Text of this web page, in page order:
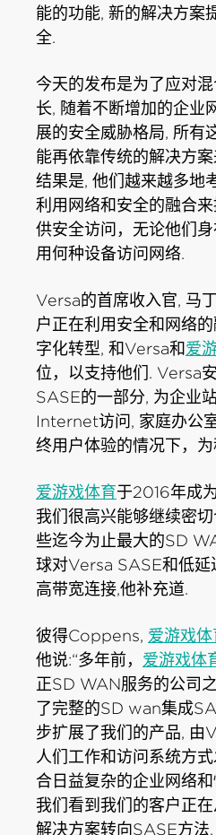
能的功能, 新的解决方案
全.
今天的发布是为了应对
长, 随着不断增加的企业
展的安全威胁格局, 所有
能再依靠传统的解决方
结果是, 他们越来越多地
利用网络和安全的融合
供安全访问，无论他们
用何种设备访问网络.
Versa的首席收入官, 马
户正在利用安全和网络
字化转型, 和Versa和爱
位，以支持他们. Versa
SASE的一部分, 为企业
Internet访问, 家庭办公
终用户体验的情况下，
爱游戏体育于2016年成
我们很高兴能够继续密
些迄今为止最大的SD
球对Versa SASE和低延
高带宽连接,他补充道.
彼得Coppens, 爱游戏体
他说:“多年前， 爱游戏体
正SD WAN服务的公司
了完整的SD wan集成
步扩展了我们的产品, 由
人们工作和访问系统方
合日益复杂的企业网络
我们看到我们的客户正
解决方案转向SASE方法